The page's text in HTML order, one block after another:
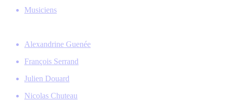
Musiciens
Alexandrine Guenée
François Serrand
Julien Douard
Nicolas Chuteau